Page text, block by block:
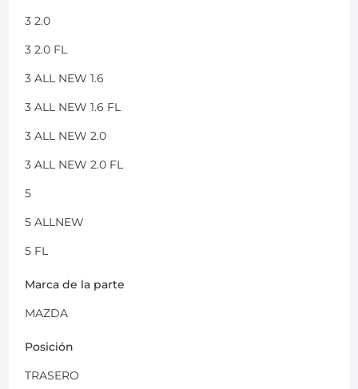
3 2.0
3 2.0 FL
3 ALL NEW 1.6
3 ALL NEW 1.6 FL
3 ALL NEW 2.0
3 ALL NEW 2.0 FL
5
5 ALLNEW
5 FL
Marca de la parte
MAZDA
Posición
TRASERO